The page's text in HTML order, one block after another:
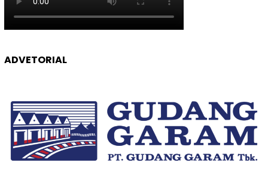
ADVETORIAL